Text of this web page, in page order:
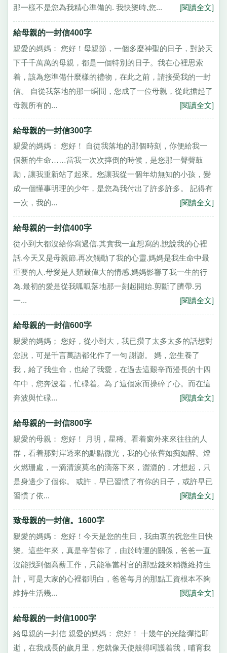
那一樣不是您為我精心準備的. 我快樂時,您...
[閱讀全文]
給母親的一封信400字
親愛的媽媽： 您好！母親節，一個多麼神聖的日子，對於天
下千千萬萬的母親，都是一個特別的日子。我在心裡思索
着，該為您準備什麼樣的禮物，在此之前，請接受我的一封
信。 自從我落地的那一瞬間，您成了一位母親，從此擔起了
母親所有的...
[閱讀全文]
給母親的一封信300字
親愛的媽媽： 您好！ 自從我落地的那個時刻，你便給我一
個新的生命……當我一次次摔倒的時候，是您那一聲聲鼓
勵，讓我重新站了起來。您讓我從一個年幼無知的小孩，變
成一個懂事明理的少年，是您為我付出了許多許多。 記得有
一次，我的...
[閱讀全文]
給母親的一封信400字
從小到大都沒給你寫過信.其實我一直想寫的.說說我的心裡
話.今天又是母親節.再次觸動了我的心靈.媽媽是我生命中最
重要的人.母愛是人類最偉大的情感.媽媽影響了我一生的行
為.最初的愛是從我呱呱落地那一刻起開始.剪斷了臍帶.另
一...
[閱讀全文]
給母親的一封信600字
親愛的媽媽； 您好，從小到大，我已攢了太多太多的話想對
您說，可是千言萬語都化作了一句 謝謝。 媽，您生養了
我，給了我生命，也給了我愛，在過去這艱辛而漫長的十四
年中，您奔波着，忙碌着。為了這個家而操碎了心。而在這
奔波與忙碌...
[閱讀全文]
給母親的一封信800字
親愛的母親： 您好！ 月明，星稀。看着窗外來來往往的人
群，看着那對岸透來的點點微光，我的心依舊如痴如醉。燈
火燃珊處，一滴清淚莫名的滴落下來，澀澀的，才想起，只
是身邊少了個你。 或許，早已習慣了有你的日子，或許早已
習慣了依...
[閱讀全文]
致母親的一封信。1600字
親愛的媽媽： 您好！今天是您的生日，我由衷的祝您生日快
樂。這些年來，真是辛苦你了，由於時運的關係，爸爸一直
沒能找到個高薪工作，只能靠當村官的那點錢來稍微維持生
計，可是大家的心裡都明白，爸爸每月的那點工資根本不夠
維持生活幾...
[閱讀全文]
給母親的一封信1000字
給母親的一封信 親愛的媽媽： 您好！ 十幾年的光陰彈指即
逝，在我成長的歲月里，您就像天使般得呵護着我，哺育我